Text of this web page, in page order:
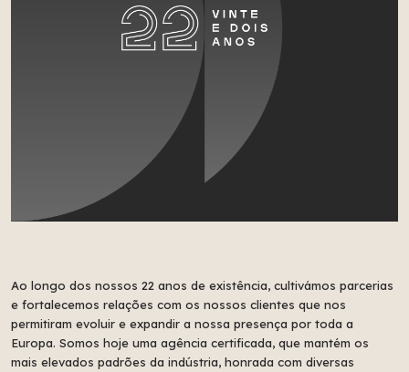
Ao longo dos nossos 22 anos de existência, cultivámos parcerias
e fortalecemos relações com os nossos clientes que nos
permitiram evoluir e expandir a nossa presença por toda a
Europa. Somos hoje uma agência certificada, que mantém os
mais elevados padrões da indústria, honrada com diversas